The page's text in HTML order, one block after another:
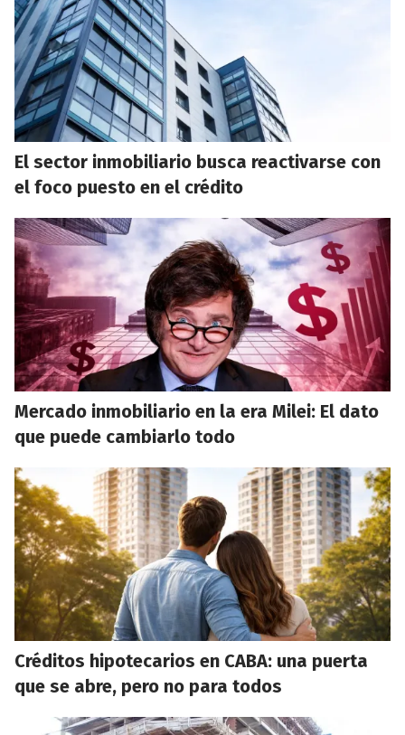
El sector inmobiliario busca reactivarse con
el foco puesto en el crédito
Mercado inmobiliario en la era Milei: El dato
que puede cambiarlo todo
Créditos hipotecarios en CABA: una puerta
que se abre, pero no para todos